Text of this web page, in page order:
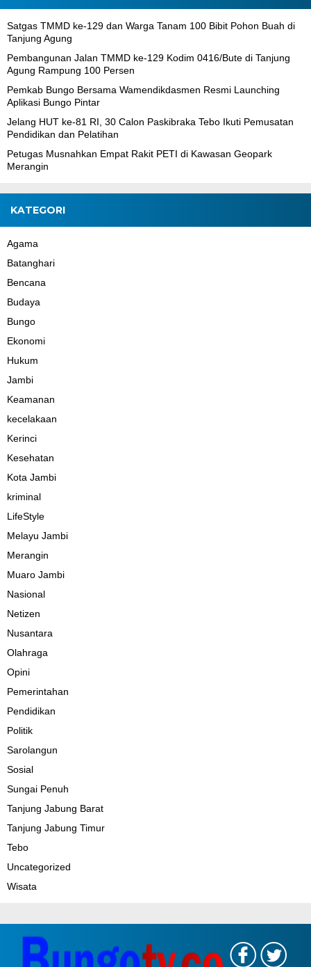
Satgas TMMD ke-129 dan Warga Tanam 100 Bibit Pohon Buah di
Tanjung Agung
Pembangunan Jalan TMMD ke-129 Kodim 0416/Bute di Tanjung
Agung Rampung 100 Persen
Pemkab Bungo Bersama Wamendikdasmen Resmi Launching
Aplikasi Bungo Pintar
Jelang HUT ke-81 RI, 30 Calon Paskibraka Tebo Ikuti Pemusatan
Pendidikan dan Pelatihan
Petugas Musnahkan Empat Rakit PETI di Kawasan Geopark
Merangin
KATEGORI
Agama
Batanghari
Bencana
Budaya
Bungo
Ekonomi
Hukum
Jambi
Keamanan
kecelakaan
Kerinci
Kesehatan
Kota Jambi
kriminal
LifeStyle
Melayu Jambi
Merangin
Muaro Jambi
Nasional
Netizen
Nusantara
Olahraga
Opini
Pemerintahan
Pendidikan
Politik
Sarolangun
Sosial
Sungai Penuh
Tanjung Jabung Barat
Tanjung Jabung Timur
Tebo
Uncategorized
Wisata